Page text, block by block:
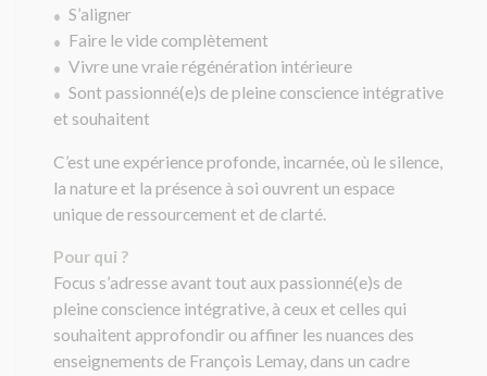
• S’aligner
• Faire le vide complètement
• Vivre une vraie régénération intérieure
• Sont passionné(e)s de pleine conscience intégrative
et souhaitent
C’est une expérience profonde, incarnée, où le silence,
la nature et la présence à soi ouvrent un espace
unique de ressourcement et de clarté.
Pour qui ?
Focus s’adresse avant tout aux passionné(e)s de
pleine conscience intégrative, à ceux et celles qui
souhaitent approfondir ou affiner les nuances des
enseignements de François Lemay, dans un cadre